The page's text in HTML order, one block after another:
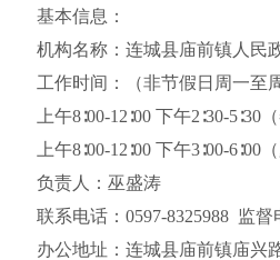
基本信息：
机构名称：连城县庙前镇人民
工作时间：（非节假日周一至周
上午8∶00-12∶00 下午2∶30-5∶30
上午8∶00-12∶00 下午3∶00-6∶00
负责人：巫盛涛
联系电话：0597-8325988 监督
办公地址：连城县庙前镇庙兴